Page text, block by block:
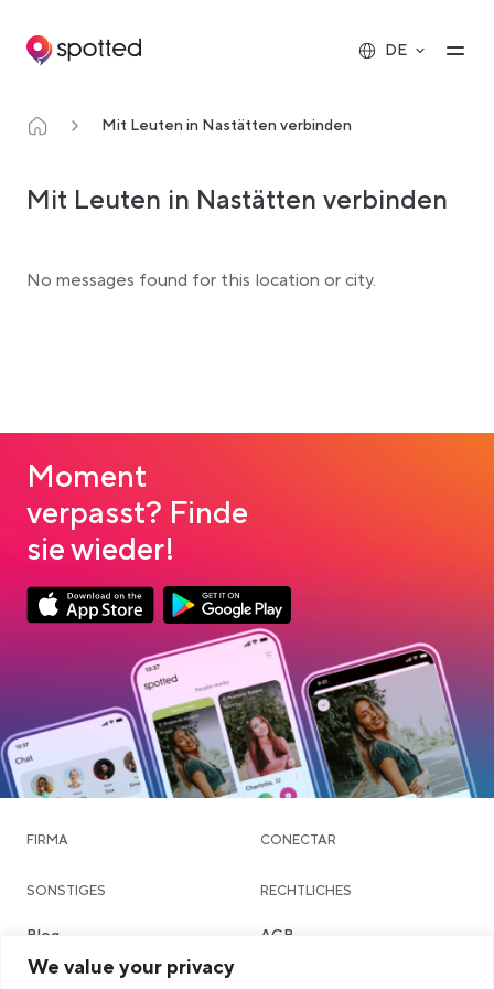
We value your privacy
Main navigation
DE
Mit Leuten in Nastätten verbinden
Mit Leuten in Nastätten verbinden
No messages found for this location or city.
Moment
verpasst? Finde
sie wieder!
Google Play Download
FIRMA CONECTAR
SONSTIGES
Blog
Community & Dating
RECHTLICHES
AGB